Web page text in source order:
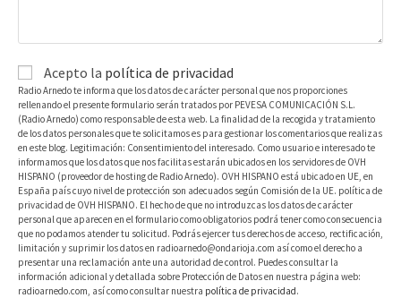
Acepto la política de privacidad
Radio Arnedo te informa que los datos de carácter personal que nos proporciones
rellenando el presente formulario serán tratados por PEVESA COMUNICACIÓN S.L.
(Radio Arnedo) como responsable de esta web. La finalidad de la recogida y tratamiento
de los datos personales que te solicitamos es para gestionar los comentarios que realizas
en este blog. Legitimación: Consentimiento del interesado. Como usuario e interesado te
informamos que los datos que nos facilitas estarán ubicados en los servidores de OVH
HISPANO (proveedor de hosting de Radio Arnedo). OVH HISPANO está ubicado en UE, en
España país cuyo nivel de protección son adecuados según Comisión de la UE. política de
privacidad de OVH HISPANO. El hecho de que no introduzcas los datos de carácter
personal que aparecen en el formulario como obligatorios podrá tener como consecuencia
que no podamos atender tu solicitud. Podrás ejercer tus derechos de acceso, rectificación,
limitación y suprimir los datos en radioarnedo@ondarioja.com así como el derecho a
presentar una reclamación ante una autoridad de control. Puedes consultar la
información adicional y detallada sobre Protección de Datos en nuestra página web:
radioarnedo.com, así como consultar nuestra política de privacidad.